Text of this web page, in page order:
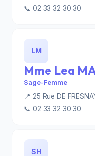
📞 02 33 32 30 30
LM
Mme Lea
Sage-Femme
📍 25 Rue DE
📞 02 33 32 30 30
SH